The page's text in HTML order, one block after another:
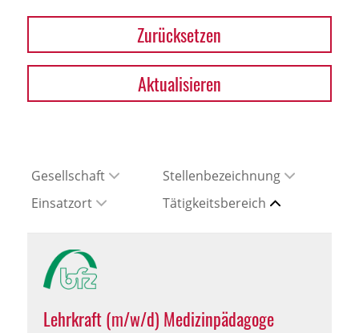
Zurücksetzen
Aktualisieren
Gesellschaft
Stellenbezeichnung
Einsatzort
Tätigkeitsbereich
Lehrkraft (m/w/d) Medizinpädagoge